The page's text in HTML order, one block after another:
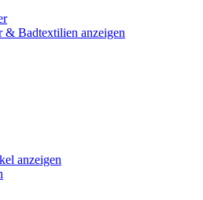
& Badtextilien anzeigen
anzeigen